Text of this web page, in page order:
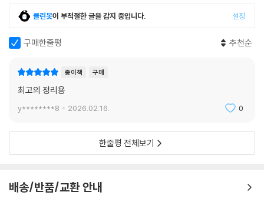
클린봇이 부적절한 글을 감지 중입니다. 설정
구매한줄평 추천순
종이책 구매
최고의 정리용
y********8 2026.02.16. 0
한줄평 전체보기
배송/반품/교환 안내